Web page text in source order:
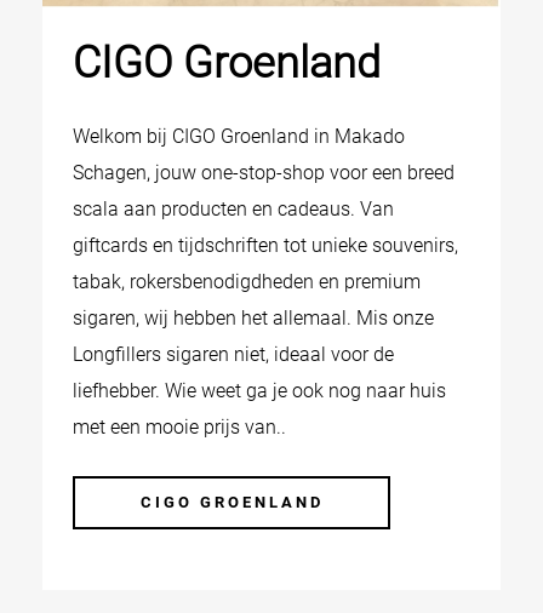
CIGO Groenland
Welkom bij CIGO Groenland in Makado
Schagen, jouw one-stop-shop voor een breed
scala aan producten en cadeaus. Van
giftcards en tijdschriften tot unieke souvenirs,
tabak, rokersbenodigdheden en premium
sigaren, wij hebben het allemaal. Mis onze
Longfillers sigaren niet, ideaal voor de
liefhebber. Wie weet ga je ook nog naar huis
met een mooie prijs van..
CIGO GROENLAND